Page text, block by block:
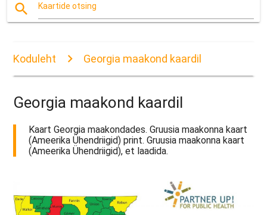
search Kaartide otsing
Koduleht Georgia maakond kaardil
Georgia maakond kaardil
Kaart Georgia maakondades. Gruusia maakonna kaart
(Ameerika Ühendriigid) print. Gruusia maakonna kaart
(Ameerika Ühendriigid), et laadida.